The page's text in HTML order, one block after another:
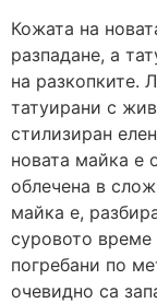
Кожата на
разпадане, а
на разкопките.
татуирани с
стилизиран
новата майка е
облечена в
майка е,
суровото
погребани по
очевидно са